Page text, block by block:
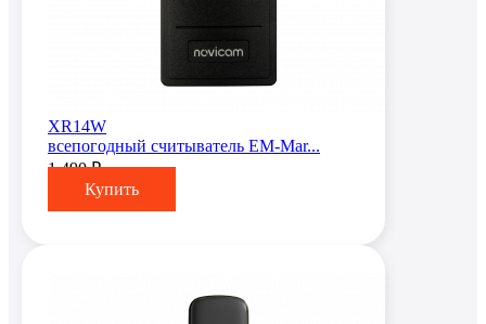
XR14W
всепогодный считыватель EM-Mar...
1 490 ₽
Купить